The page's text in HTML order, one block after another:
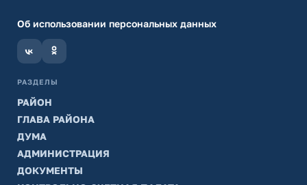
Об использовании персональных данных
РАЗДЕЛЫ
РАЙОН
ГЛАВА РАЙОНА
ДУМА
АДМИНИСТРАЦИЯ
ДОКУМЕНТЫ